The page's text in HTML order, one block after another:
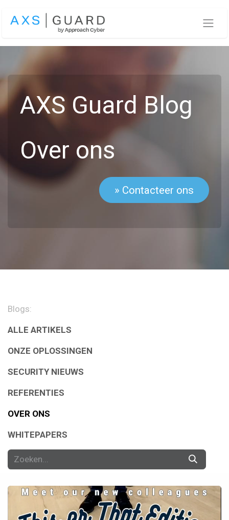
AXS Guard Blog
Over ons
» Contacteer ons
Blogs:
ALLE ARTIKELS
ONZE OPLOSSINGEN
SECURITY NIEUWS
REFERENTIES
OVER ONS
WHITEPAPERS